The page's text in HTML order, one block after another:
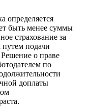
определяется
быть менее суммы
страхование за
путем подачи
о праве
по
доплаты